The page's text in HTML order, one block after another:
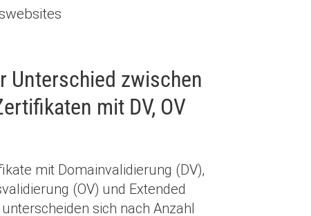
Unterschied zwischen
mit DV, OV
mit Domainvalidierung (DV),
(OV) und Extended
sich nach Anzahl